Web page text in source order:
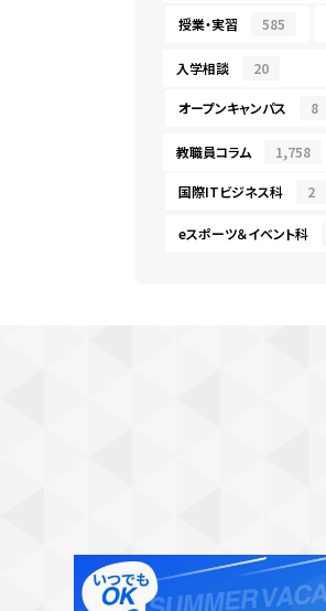
授業・実習 585
入学相談 20
オープンキャンパス 8
教職員コラム 1,758
国際ITビジネス科 2
eスポーツ＆イベント科